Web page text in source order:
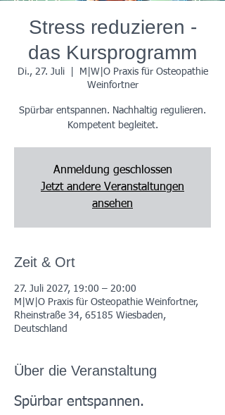
Stress reduzieren -
das Kursprogramm
Di., 27. Juli
  |
M|W|O Praxis für Osteopathie
Weinfortner
Spürbar entspannen. Nachhaltig regulieren.
Kompetent begleitet.
Anmeldung geschlossen
Jetzt andere Veranstaltungen
ansehen
Zeit & Ort
27. Juli 2027, 19:00 – 20:00
M|W|O Praxis für Osteopathie Weinfortner,
Rheinstraße 34, 65185 Wiesbaden,
Deutschland
Über die Veranstaltung
Spürbar entspannen.